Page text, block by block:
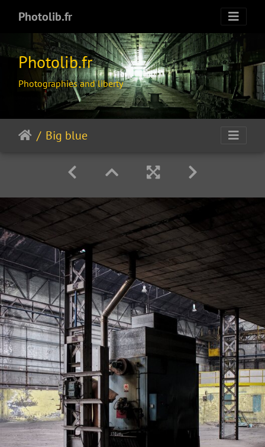
Photolib.fr
Photolib.fr
Photographies and liberty
Big blue